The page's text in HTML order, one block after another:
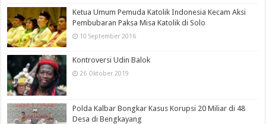
Ketua Umum Pemuda Katolik Indonesia Kecam Aksi
Pembubaran Paksa Misa Katolik di Solo
10 September 2016
Kontroversi Udin Balok
26 Oktober 2019
Polda Kalbar Bongkar Kasus Korupsi 20 Miliar di 48
Desa di Bengkayang